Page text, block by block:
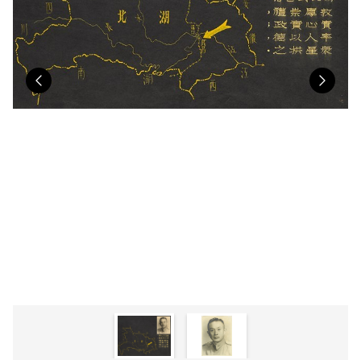
Previous